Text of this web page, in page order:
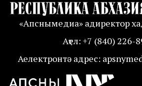
«Апснымедиа» адиректор
Аҭел: +7 (840) 226-
Аелектронтә адрес: